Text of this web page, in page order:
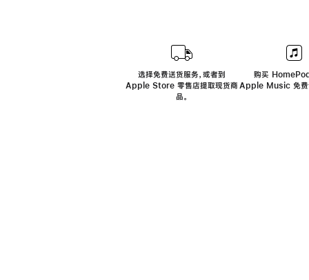
选择免费送货服务，或者到
Apple Store 零售店提取现货商
品。
购买
Apple Music 免费